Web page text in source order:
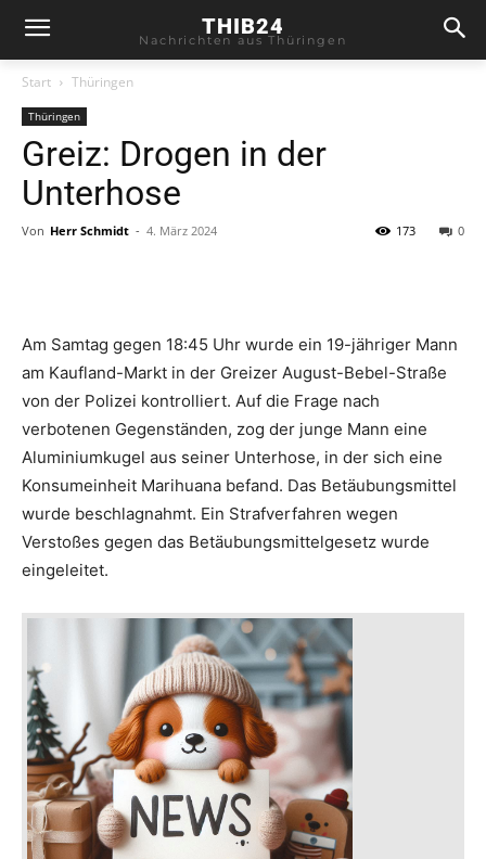
THIB24
Nachrichten aus Thüringen
Start Thüringen
Thüringen
Greiz: Drogen in der
Unterhose
Von Herr Schmidt - 4. März 2024 0
173
Am Samtag gegen 18:45 Uhr wurde ein 19-jähriger Mann
am Kaufland-Markt in der Greizer August-Bebel-Straße
von der Polizei kontrolliert. Auf die Frage nach
verbotenen Gegenständen, zog der junge Mann eine
Aluminiumkugel aus seiner Unterhose, in der sich eine
Konsumeinheit Marihuana befand. Das Betäubungsmittel
wurde beschlagnahmt. Ein Strafverfahren wegen
Verstoßes gegen das Betäubungsmittelgesetz wurde
eingeleitet.